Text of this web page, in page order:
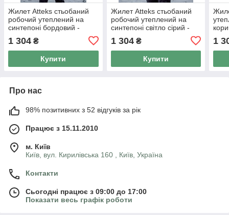
Жилет Atteks стьобаний
робочий утеплений на
синтепоні бордовий -
1 304 ₴
Купити
Жилет Atteks стьобаний
робочий утеплений на
синтепоні світло сірий -
1 304₴
Купити
1
Про нас
98% позитивних з 52 відгуків за рік
Працює з 15.11.2010
м. Київ
Київ, вул. Кирилівська 160 , Київ, Україна
Контакти
Сьогодні працює з 09:00 до 17:00
Показати весь графік роботи